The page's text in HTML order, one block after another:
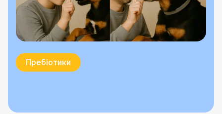
Вітамін C
Селен
Вітамін E
Омега-3
Пребіотики